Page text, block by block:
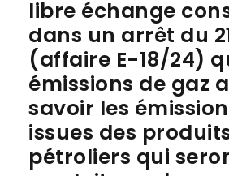
libre échange
dans un arrêt du
(affaire E-18/24)
émissions de gaz
savoir les
issues des
pétroliers qui